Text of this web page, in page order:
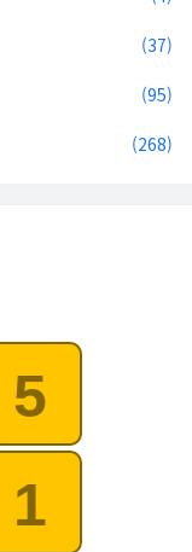
(37)
(95)
(268)
5
1